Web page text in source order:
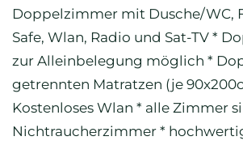
Doppelzimmer mit Dusche/WC,
Safe, Wlan, Radio und Sat-TV *
zur Alleinbelegung möglich *
getrennten Matratzen (je
Kostenloses Wlan * alle Zimmer
Nichtraucherzimmer *